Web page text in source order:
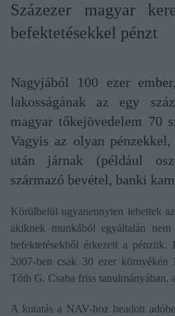
Százezer magyar
befektetésekkel pénzt
Nagyjából 100 ezer
lakosságának az egy
magyar tőkejövedelem 70
Vagyis az olyan
után járnak (például
származó bevétel, banki
Körülbelül ugyanennyien lehettek
akiknek munkából egyáltalán
befektetésekből érkezett a pénzük.
2007-ben csak 30 ezer
Tóth G. Csaba friss tanulmányában,
A kutatás a NAV-hoz beadott